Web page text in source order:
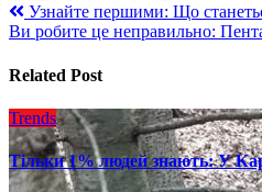
Навигация
по
записям
Узнайте першими: Що
Ви робите це неправильно:
Related Post
Trends
Тільки 1% людей знають: У